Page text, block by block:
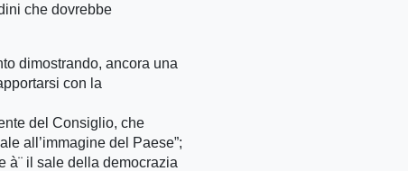
che dovrebbe
dimostrando, ancora una
con la
del Consiglio, che
all’immagine del Paese”;
à¨ il sale della democrazia